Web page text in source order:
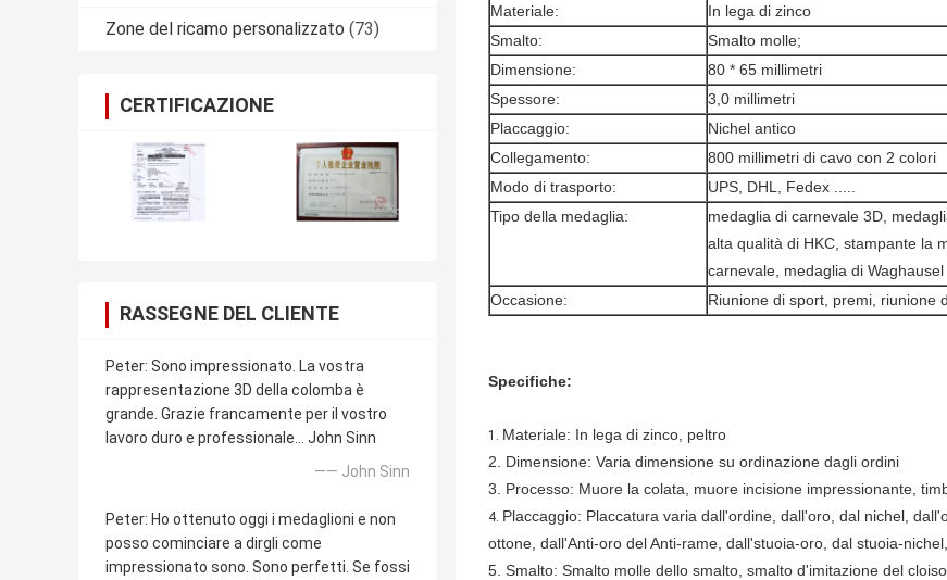
Zone del ricamo personalizzato (73)
CERTIFICAZIONE
RASSEGNE DEL CLIENTE
Peter: Sono impressionato. La vostra
rappresentazione 3D della colomba è
grande. Grazie francamente per il vostro
lavoro duro e professionale… John Sinn
—— John Sinn
Peter: Ho ottenuto oggi i medaglioni e non
posso cominciare a dirgli come
impressionato sono. Sono perfetti. Se fossi
Materiale:
In lega di zinco
Smalto:
Smalto molle;
Dimensione:
80 * 65 millimetri
Spessore:
3,0 millimetri
Placcaggio:
Nichel antico
Collegamento:
800 millimetri di cavo con 2 colori
Modo di trasporto:
UPS, DHL, Fedex .....
Tipo della medaglia:
medaglia di carnevale 3D,
alta qualità di HKC, stampante la
carnevale, medaglia di Waghausel
Occasione:
Riunione di sport, premi, riunione
Specifiche:
1. Materiale: In lega di zinco, peltro
2. Dimensione: Varia dimensione su ordinazione dagli ordini
3. Processo: Muore la colata, muore incisione impressionante,
4. Placcaggio: Placcatura varia dall'ordine, dall'oro, dal nichel,
ottone, dall'Anti-oro del Anti-rame, dall'stuoia-oro, dal stuoia-
5. Smalto: Smalto molle dello smalto, smalto d'imitazione del